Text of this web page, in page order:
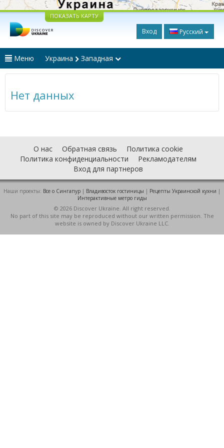
ПОКАЗАТЬ КАРТУ
Вход Русский
Меню Украина Западная
Нет данных
О нас Обратная связь
Политика cookie
Политика конфиденциальности
Рекламодателям
Вход для партнеров
Наши проекты: Все о Cингапур | Владивосток гостиницы | Рецепты Украинской кухни |
Интерактивные метро гиды
© 2026 Discover Ukraine. All right reserved.
No part of this site may be reproduced without our written permission. The
website is owned by Discover Ukraine LLC.